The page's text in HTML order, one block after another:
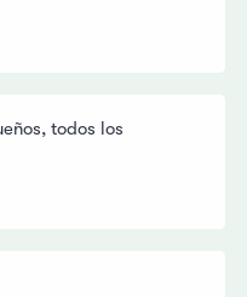
todos los